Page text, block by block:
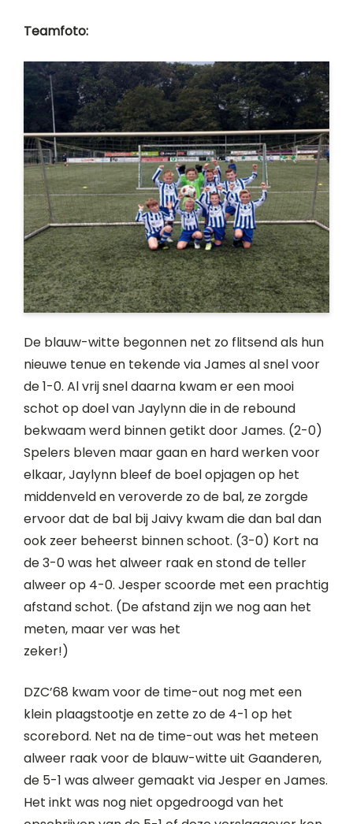
Teamfoto:
De blauw-witte begonnen net zo flitsend als hun
nieuwe tenue en tekende via James al snel voor
de 1-0. Al vrij snel daarna kwam er een mooi
schot op doel van Jaylynn die in de rebound
bekwaam werd binnen getikt door James. (2-0)
Spelers bleven maar gaan en hard werken voor
elkaar, Jaylynn bleef de boel opjagen op het
middenveld en veroverde zo de bal, ze zorgde
ervoor dat de bal bij Jaivy kwam die dan bal dan
ook zeer beheerst binnen schoot. (3-0) Kort na
de 3-0 was het alweer raak en stond de teller
alweer op 4-0. Jesper scoorde met een prachtig
afstand schot. (De afstand zijn we nog aan het
meten, maar ver was het
zeker!)
DZC’68 kwam voor de time-out nog met een
klein plaagstootje en zette zo de 4-1 op het
scorebord. Net na de time-out was het meteen
alweer raak voor de blauw-witte uit Gaanderen,
de 5-1 was alweer gemaakt via Jesper en James.
Het inkt was nog niet opgedroogd van het